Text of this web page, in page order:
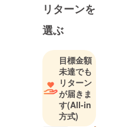
選手たちは
フルタイム
ら、本気で
競技に向き
合い、アマ
チュア最高
峰であるJFL
への挑戦を
リターンを
選ぶ
目標金額
未達でも
リターン
が届きま
す(All-in
方式)